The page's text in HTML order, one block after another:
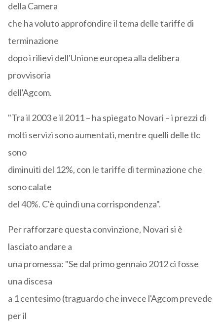
della Camera
che ha voluto approfondire il tema delle tariffe di
terminazione
dopo i rilievi dell'Unione europea alla delibera
provvisoria
dell'Agcom.
"Tra il 2003 e il 2011 – ha spiegato Novari – i prezzi di
molti servizi sono aumentati, mentre quelli delle tlc
sono
diminuiti del 12%, con le tariffe di terminazione che
sono calate
del 40%. C'è quindi una corrispondenza".
Per rafforzare questa convinzione, Novari si è
lasciato andare a
una promessa: "Se dal primo gennaio 2012 ci fosse
una discesa
a 1 centesimo (traguardo che invece l'Agcom prevede
per il